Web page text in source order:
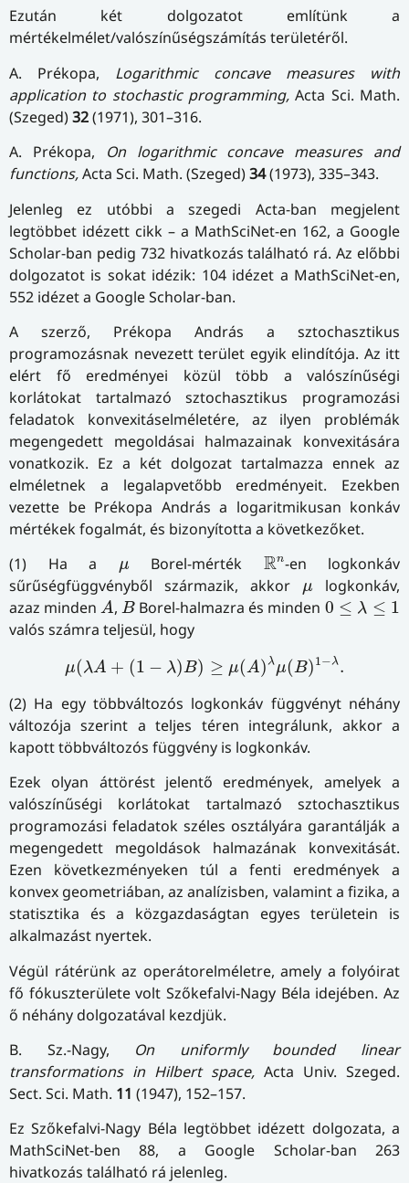
Ezután két dolgozatot említünk a
mértékelmélet/valószínűségszámítás területéről.
A. Prékopa, Logarithmic concave measures with
application to stochastic programming, Acta Sci. Math.
(Szeged)32(1971), 301–316.
A. Prékopa,
On logarithmic concave measures and
functions,Acta Sci. Math. (Szeged)34(1973), 335–343.
Jelenleg ez utóbbi a szegedi Acta-ban megjelent
legtöbbet idézett cikk – a MathSciNet-en 162, a Google
Scholar-ban pedig 732 hivatkozás található rá. Az előbbi
dolgozatot is sokat idézik: 104 idézet a MathSciNet-en,
552 idézet a Google Scholar-ban.
A szerző, Prékopa András a sztochasztikus
programozásnak nevezett terület egyik elindítója. Az itt
elért fő eredményei közül több a valószínűségi
korlátokat tartalmazó sztochasztikus programozási
feladatok konvexitáselméletére, az ilyen problémák
megengedett megoldásai halmazainak konvexitására
vonatkozik. Ez a két dolgozat tartalmazza ennek az
elméletnek a legalapvetőbb eredményeit. Ezekben
vezette be Prékopa András a logaritmikusan konkáv
mértékek fogalmát, és bizonyította a következőket.
(1) Ha a
μ
μ Borel-mérték Rn
Rn-en logkonkáv
sűrűségfüggvényből származik, akkor
μ
μ logkonkáv,
azaz mindenA
A,B
B Borel-halmazra és minden 0 ≤ λ ≤ 1
0 ≤λ ≤1
valós számra teljesül, hogy
μ(λA + (1 − λ)B) ≥ μ(A)λμ(B)1−λ.
μ λ +( λ)B)≥ μ λ μ(B 1−λ.
(2) Ha egy többváltozós logkonkáv függvényt néhány
változója szerint a teljes téren integrálunk, akkor a
kapott többváltozós függvény is logkonkáv.
Ezek olyan áttörést jelentő eredmények, amelyek a
valószínűségi korlátokat tartalmazó sztochasztikus
programozási feladatok széles osztályára garantálják a
megengedett megoldások halmazának konvexitását.
Ezen következményeken túl a fenti eredmények a
konvex geometriában, az analízisben, valamint a fizika, a
statisztika és a közgazdaságtan egyes területein is
alkalmazást nyertek.
Végül rátérünk az operátorelméletre, amely a folyóirat
fő fókuszterülete volt Szőkefalvi-Nagy Béla idejében. Az
ő néhány dolgozatával kezdjük.
B. Sz.-Nagy, On uniformly bounded linear
transformations in Hilbert space, Acta Univ. Szeged.
Sect. Sci. Math. 11 (1947), 152–157.
Ez Szőkefalvi-Nagy Béla legtöbbet idézett dolgozata, a
MathSciNet-ben 88, a Google Scholar-ban 263
hivatkozás található rá jelenleg.